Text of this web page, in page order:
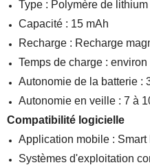
Type : Polymère de lithium
Capacité : 15 mAh
Recharge : Recharge
Temps de charge :
Autonomie de la batterie :
Autonomie en veille : 7 à
Compatibilité logicielle
Application mobile : Smart
Systèmes d'exploitation